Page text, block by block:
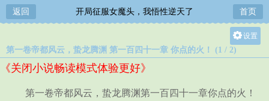
返回 开局征服女魔头，我悟性逆天了 首页
设置
关灯
中
第一卷帝都风云，蛰龙腾渊 第一百四十一章 你点的火！ (1 / 2)
《关闭小说畅读模式体验更好》
第一卷帝都风云，蛰龙腾渊第一百四十一章你点的火！